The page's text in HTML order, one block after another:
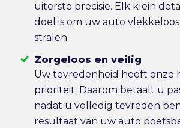
uiterste precisie. Elk klein
doel is om uw auto
stralen.
Zorgeloos en veilig
Uw tevredenheid heeft onze
prioriteit. Daarom betaalt u
nadat u volledig tevreden
resultaat van uw auto